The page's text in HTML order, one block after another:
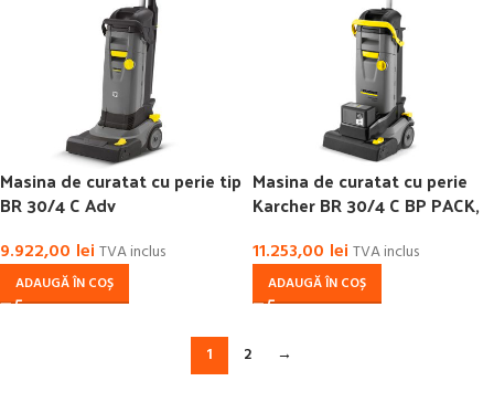
Masina de curatat cu perie tip
BR 30/4 C Adv
9.922,00 lei TVA inclus
ADAUGĂ ÎN COȘ
Masina de curatat cu perie
Karcher BR 30/4 C BP PACK,
11.253,00 lei TVA inclus
ADAUGĂ ÎN COȘ
1 2 →